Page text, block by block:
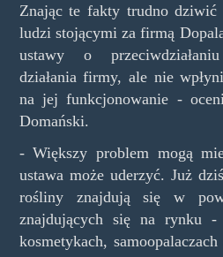
Znając te fakty trudno dziwić
ludzi stojącymi za firmą
ustawy o
działania firmy, ale nie
na jej funkcjonowanie -
Domański.
- Większy problem mogą
ustawa może uderzyć. Już
rośliny znajdują się w
znajdujących się na rynku
kosmetykach,